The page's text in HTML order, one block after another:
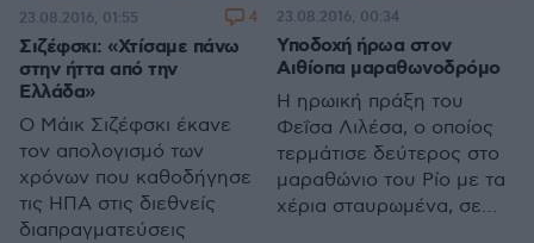
Σιζέφσκι: «Χτίσαμε πάνω
στην ήττα από την
Ελλάδα»
Ο Μάικ Σιζέφσκι έκανε
τον απολογισμό των
χρόνων που καθοδήγησε
τις ΗΠΑ στις διεθνείς
διαπραγματεύσεις
23.08.2016, 01:55 4
Υποδοχή ήρωα στον
Αιθίοπα μαραθωνοδρόμο
Η ηρωική πράξη του
Φεΐσα Λιλέσα, ο οποίος
τερμάτισε δεύτερος στο
μαραθώνιο του Ρίο με τα
χέρια σταυρωμένα, σε
23.08.2016, 00:34